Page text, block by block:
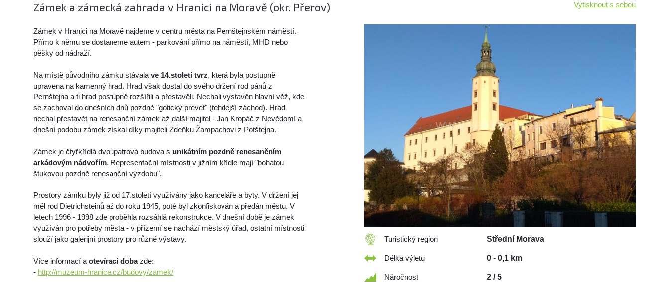
Zámek a zámecká zahrada v Hranici na Moravě (okr. Přerov) Vytisknout s sebou
Zámek v Hranici na Moravě najdeme v centru města na Pernštejnském náměstí.
Přímo k němu se dostaneme autem - parkování přímo na náměstí, MHD nebo
pěšky od nádraží.
Na místě původního zámku stávalave 14.století tvrz, která byla postupně
upravena na kamenný hrad. Hrad však dostal do svého držení rod pánů z
Pernštejna a ti hrad postupně rozšířili a přestavěli. Nechali vystavěn hlavní věž, kde
se zachoval do dnešních dnů pozdně "gotický prevet" (tehdejší záchod). Hrad
nechal přestavět na renesanční zámek až další majitel - Jan Kropáč z Nevědomí a
dnešní podobu zámek získal díky majiteli Zdeňku Žampachovi z Potštejna.
Zámek je čtyřkřídlá dvoupatrová budova s unikátním pozdně renesančním
arkádovým nádvořím. Representační místnosti v jižním křídle mají "bohatou
štukovou pozdně renesanční výzdobu".
Prostory zámku byly již od 17.století využívány jako kanceláře a byty. V držení jej
měl rod Dietrichsteinů až do roku 1945, poté byl zkonfiskován a předán městu. V
letech 1996 - 1998 zde proběhla rozsáhlá rekonstrukce. V dnešní době je zámek
využíván pro potřeby města - v přízemí se nachází městský úřad, ostatní místnosti
slouží jako galerijní prostory pro různé výstavy.
Více informací aotevírací dobazde:
- http://muzeum-hranice.cz/budovy/zamek/
Turistický region Střední Morava
Délka výletu 0 - 0,1 km
Náročnost 2 / 5